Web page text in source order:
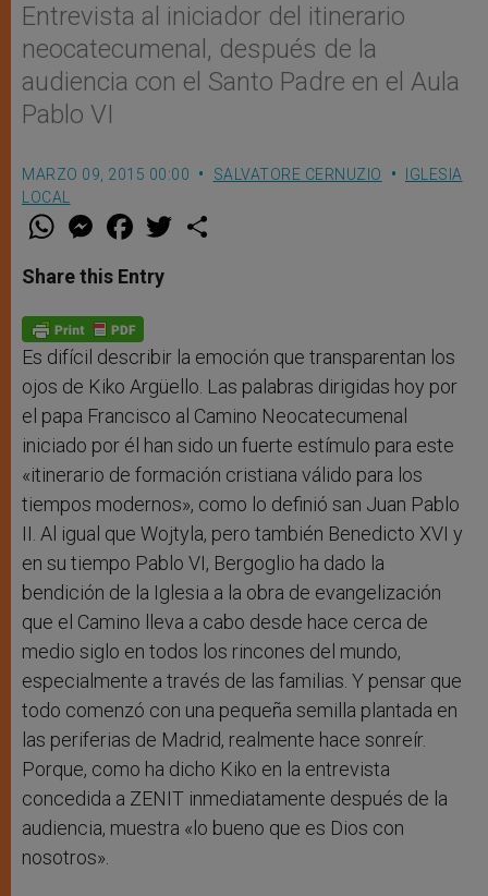
Entrevista al iniciador del itinerario
neocatecumenal, después de la
audiencia con el Santo Padre en el Aula
Pablo VI
MARZO 09, 2015 00:00 SALVATORE CERNUZIO
IGLESIA
LOCAL
W
t
s
p
p
M
e
s
e
g
e
r
F
a
e
b
o
k
w
Share this Entry
Es difícil describir la emoción que transparentan los
ojos de Kiko Argüello. Las palabras dirigidas hoy por
el papa Francisco al Camino Neocatecumenal
iniciado por él han sido un fuerte estímulo para este
«itinerario de formación cristiana válido para los
tiempos modernos», como lo definió san Juan Pablo
II. Al igual que Wojtyla, pero también Benedicto XVI y
en su tiempo Pablo VI, Bergoglio ha dado la
bendición de la Iglesia a la obra de evangelización
que el Camino lleva a cabo desde hace cerca de
medio siglo en todos los rincones del mundo,
especialmente a través de las familias. Y pensar que
todo comenzó con una pequeña semilla plantada en
las periferias de Madrid, realmente hace sonreír.
Porque, como ha dicho Kiko en la entrevista
concedida a ZENIT inmediatamente después de la
audiencia, muestra «lo bueno que es Dios con
nosotros».